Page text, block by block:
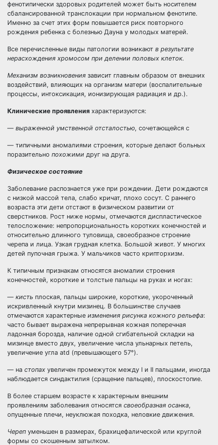
фенотипически здоровых родителей может быть носителем
сбалансированной транслокации при нормальном фенотипе.
Именно за счет этих форм повышается риск повторного
рождения ребенка с болезнью Дауна у молодых матерей.
Все перечисленные виды патологии возникают в результате
нерасхождения хромосом при делении половых клеток.
Механизм возникновения зависит главным образом от внешних
воздействий, влияющих на организм матери (воспалительные
процессы, интоксикация, ионизирующая радиация и др.).
Клинические проявления характеризуются:
— выраженной умственной отсталостью, сочетающейся с
— типичными аномалиями строения, которые делают больных
поразительно похожими друг на друга.
Физическое состояние
Заболевание распознается уже при рождении. Дети рождаются
с низкой массой тела, слабо кричат, плохо сосут. С раннего
возраста эти дети отстают в физическом развитии от
сверстников. Рост ниже нормы, отмечаются диспластическое
телосложение: непропорциональность коротких конечностей и
относительно длинного туловища, своеобразное строение
черепа и лица. Узкая грудная клетка. Большой живот. У многих
детей пупочная грыжа. У мальчиков часто крипторхизм.
К типичным признакам относятся аномалии строения
конечностей, короткие и толстые пальцы на руках и ногах:
— кисть плоская, пальцы широкие, короткие, укороченный
искривленный кнутри мизинец. В большинстве случаев
отмечаются характерные изменения рисунка кожного рельефа:
часто бывает выражена непрерывная кожная поперечная
ладонная борозда, наличие одной сгибательной складки на
мизинце вместо двух, увеличение числа ульнарных петель,
увеличение угла atd (превышающего 57°).
— на стопах увеличен промежуток между I и II пальцами, иногда
наблюдается синдактилия (сращение пальцев), плоскостопие.
В более старшем возрасте к характерным внешним
проявлениям заболевания относятся своеобразная осанка,
опущенные плечи, неуклюжая походка, неловкие движения.
Череп уменьшен в размерах, брахицефалической или круглой
формы со скошенным затылком.